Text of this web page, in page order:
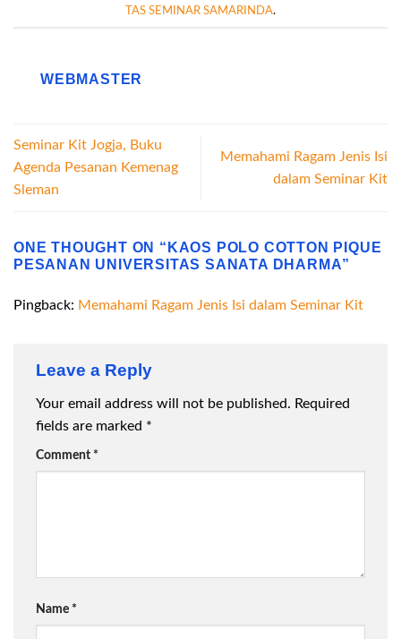
TAS SEMINAR SAMARINDA.
WEBMASTER
Seminar Kit Jogja, Buku
Agenda Pesanan Kemenag
Sleman
Memahami Ragam Jenis Isi
dalam Seminar Kit
ONE THOUGHT ON “ KAOS POLO COTTON PIQUE
PESANAN UNIVERSITAS SANATA DHARMA”
Pingback: Memahami Ragam Jenis Isi dalam Seminar Kit
Leave a Reply
Your email address will not be published. Required
fields are marked *
Comment *
Name *